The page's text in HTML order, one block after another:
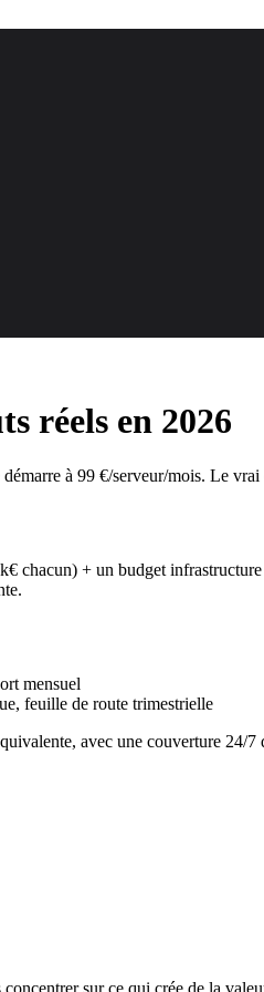
réels en 2026
à 99 €/serveur/mois. Le
+ un budget
mensuel
feuille de route trimestrielle
avec une couverture 24/